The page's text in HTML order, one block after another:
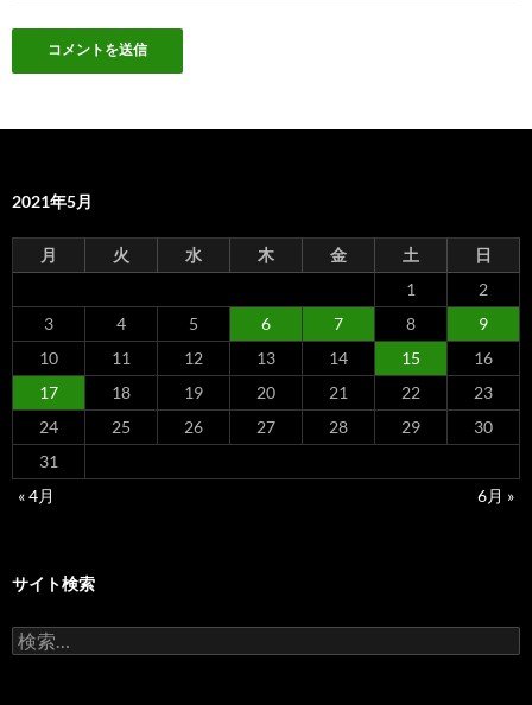
2021年5月
月 火 水 木 金 土
日
1
2
3
4 5 6 7 8
9
10
11 12 13 14 15
16
17
18 19 20 21 22
23
24
25 26 27 28 29
30
31
« 4月
6月 »
サイト検索
検
索: